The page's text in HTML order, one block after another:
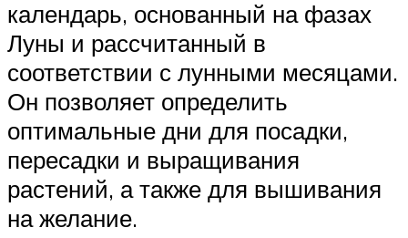
календарь, основанный на фазах
Луны и рассчитанный в
соответствии с лунными месяцами.
Он позволяет определить
оптимальные дни для посадки,
пересадки и выращивания
растений, а также для вышивания
на желание.